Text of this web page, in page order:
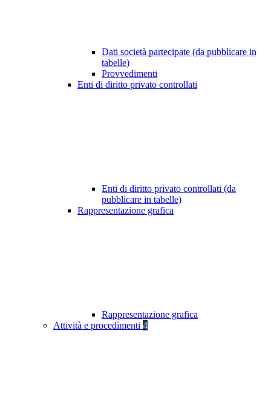
Dati società partecipate (da pubblicare in
tabelle)
Provvedimenti
Enti di diritto privato controllati
Enti di diritto privato controllati (da
pubblicare in tabelle)
Rappresentazione grafica
Rappresentazione grafica
Attività e procedimenti 4